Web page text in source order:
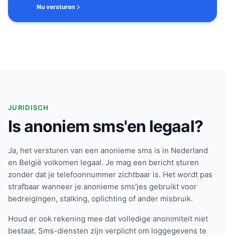
Nu versturen
JURIDISCH
Is anoniem sms'en legaal?
Ja, het versturen van een anonieme sms is in Nederland
en België volkomen legaal. Je mag een bericht sturen
zonder dat je telefoonnummer zichtbaar is. Het wordt pas
strafbaar wanneer je anonieme sms'jes gebruikt voor
bedreigingen, stalking, oplichting of ander misbruik.
Houd er ook rekening mee dat volledige anonimiteit niet
bestaat. Sms-diensten zijn verplicht om loggegevens te